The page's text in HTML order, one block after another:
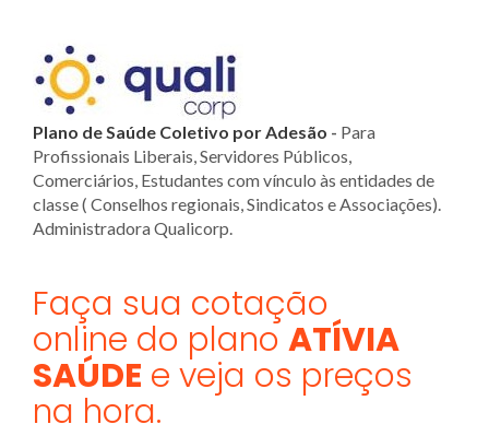
Plano de Saúde Coletivo por Adesão - Para
Profissionais Liberais, Servidores Públicos,
Comerciários, Estudantes com vínculo às entidades de
classe ( Conselhos regionais, Sindicatos e Associações).
Administradora Qualicorp.
Faça sua cotação
online do plano ATÍVIA
SAÚDE e veja os preços
na hora.